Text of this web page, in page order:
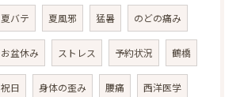
夏バテ 夏風邪 猛暑 のどの痛み
お盆休み ストレス 予約状況 鶴橋
祝日 身体の歪み 腰痛 西洋医学